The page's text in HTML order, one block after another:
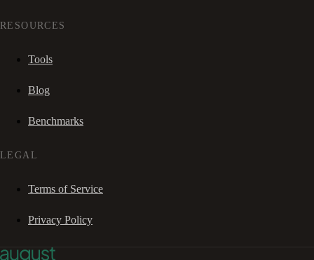
RESOURCES
Tools
Blog
Benchmarks
LEGAL
Terms of Service
Privacy Policy